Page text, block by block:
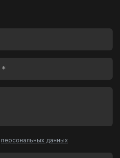
персональных данных